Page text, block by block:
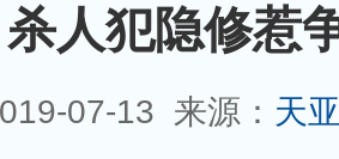
杀人犯隐修惹
07-13 来源： 天